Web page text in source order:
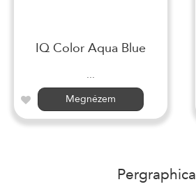
IQ Color Aqua Blue
...
Megnézem
Pergraphica